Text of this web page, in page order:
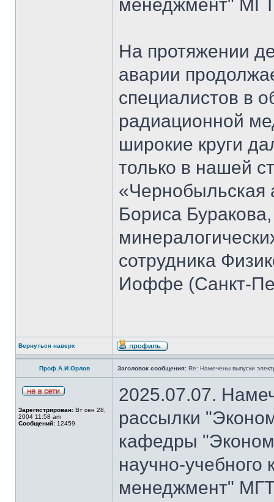
менеджмент"
На протяжении
аварии
специалистов в
радиационной
широкие круги
только в нашей
«Чернобыльская
Бориса
сотрудника
Иоффе (Санкт-
Вернуться наверх
Проф.А.И.Орлов Заголовок сообщения: Re: Намечены выпуски
Зарегистрирован: Вт сен 28,
2004 11:58 am
Сообщений: 12459
2025.07.07.
рассылки
кафедры
научно-
менеджмент"